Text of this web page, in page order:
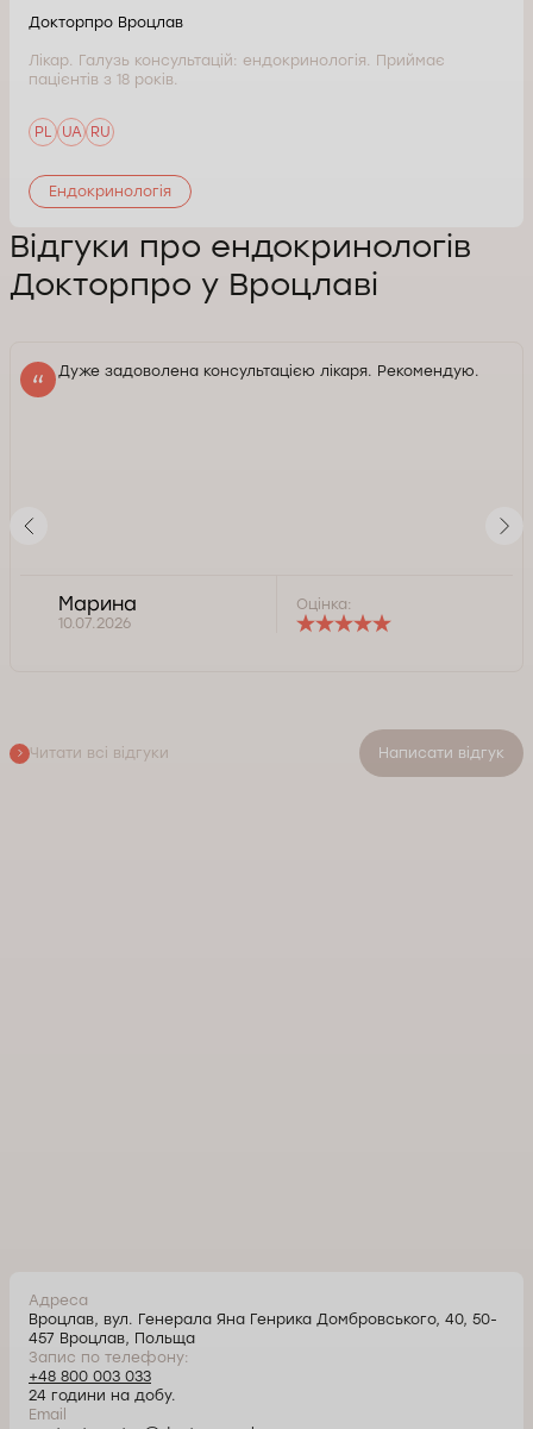
Докторпро Вроцлав
Лікар. Галузь консультацій: ендокринологія. Приймає
пацієнтів з 18 років.
PL UA RU
Ендокринологія
Відгуки про ендокринологів
Докторпро у Вроцлаві
Дуже задоволена консультацією лікаря. Рекомендую.
Марина
10.07.2026
Оцінка:
Читати всі відгуки Написати відгук
Адреса
Вроцлав, вул. Генерала Яна Генрика Домбровського, 40, 50-
457 Вроцлав, Польща
Запис по телефону:
+48 800 003 033
24 години на добу.
Email